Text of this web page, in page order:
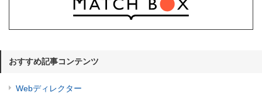
おすすめ記事コンテンツ
Webディレクター